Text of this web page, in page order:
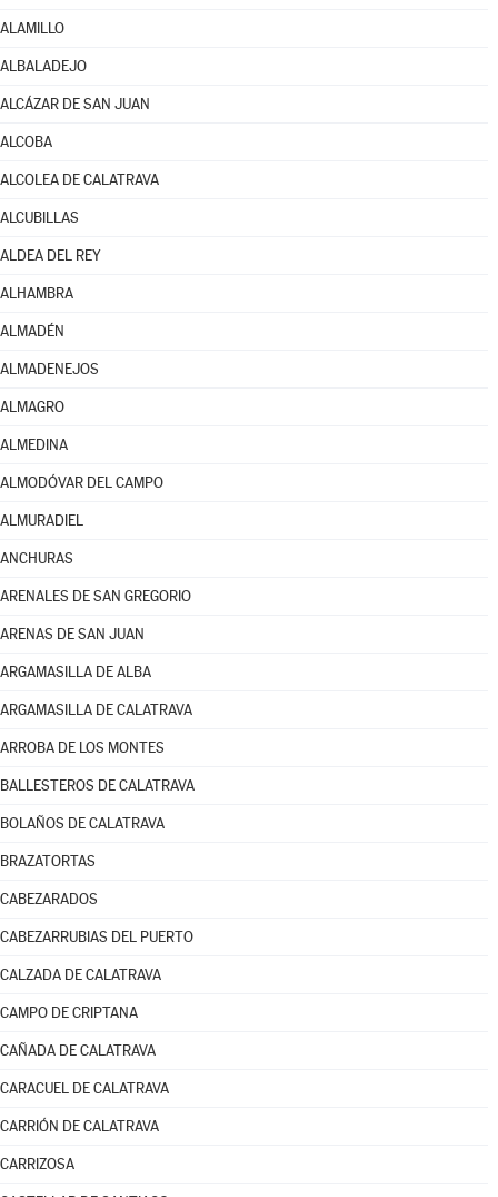
ALAMILLO
ALBALADEJO
ALCÁZAR DE SAN JUAN
ALCOBA
ALCOLEA DE CALATRAVA
ALCUBILLAS
ALDEA DEL REY
ALHAMBRA
ALMADÉN
ALMADENEJOS
ALMAGRO
ALMEDINA
ALMODÓVAR DEL CAMPO
ALMURADIEL
ANCHURAS
ARENALES DE SAN GREGORIO
ARENAS DE SAN JUAN
ARGAMASILLA DE ALBA
ARGAMASILLA DE CALATRAVA
ARROBA DE LOS MONTES
BALLESTEROS DE CALATRAVA
BOLAÑOS DE CALATRAVA
BRAZATORTAS
CABEZARADOS
CABEZARRUBIAS DEL PUERTO
CALZADA DE CALATRAVA
CAMPO DE CRIPTANA
CAÑADA DE CALATRAVA
CARACUEL DE CALATRAVA
CARRIÓN DE CALATRAVA
CARRIZOSA